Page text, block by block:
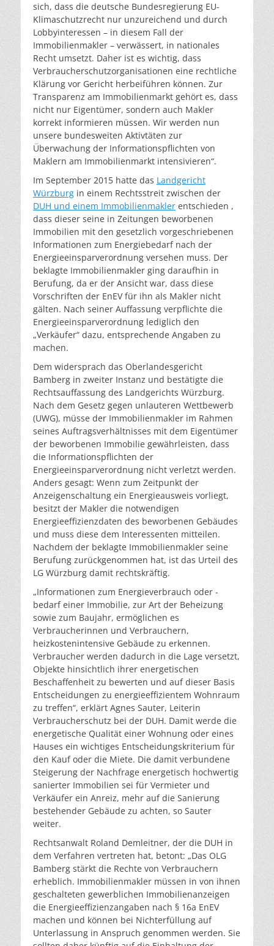
sich, dass die deutsche Bundesregierung EU-
Klimaschutzrecht nur unzureichend und durch
Lobbyinteressen – in diesem Fall der
Immobilienmakler – verwässert, in nationales
Recht umsetzt. Daher ist es wichtig, dass
Verbraucherschutzorganisationen eine rechtliche
Klärung vor Gericht herbeiführen können. Zur
Transparenz am Immobilienmarkt gehört es, dass
nicht nur Eigentümer, sondern auch Makler
korrekt informieren müssen. Wir werden nun
unsere bundesweiten Aktivtäten zur
Überwachung der Informationspflichten von
Maklern am Immobilienmarkt intensivieren“.
Im September 2015 hatte das Landgericht
Würzburg in einem Rechtsstreit zwischen der
DUH und einem Immobilienmakler entschieden ,
dass dieser seine in Zeitungen beworbenen
Immobilien mit den gesetzlich vorgeschriebenen
Informationen zum Energiebedarf nach der
Energieeinsparverordnung versehen muss. Der
beklagte Immobilienmakler ging daraufhin in
Berufung, da er der Ansicht war, dass diese
Vorschriften der EnEV für ihn als Makler nicht
gälten. Nach seiner Auffassung verpflichte die
Energieeinsparverordnung lediglich den
„Verkäufer“ dazu, entsprechende Angaben zu
machen.
Dem widersprach das Oberlandesgericht
Bamberg in zweiter Instanz und bestätigte die
Rechtsauffassung des Landgerichts Würzburg.
Nach dem Gesetz gegen unlauteren Wettbewerb
(UWG), müsse der Immobilienmakler im Rahmen
seines Auftragsverhältnisses mit dem Eigentümer
der beworbenen Immobilie gewährleisten, dass
die Informationspflichten der
Energieeinsparverordnung nicht verletzt werden.
Anders gesagt: Wenn zum Zeitpunkt der
Anzeigenschaltung ein Energieausweis vorliegt,
besitzt der Makler die notwendigen
Energieeffizienzdaten des beworbenen Gebäudes
und muss diese dem Interessenten mitteilen.
Nachdem der beklagte Immobilienmakler seine
Berufung zurückgenommen hat, ist das Urteil des
LG Würzburg damit rechtskräftig.
„Informationen zum Energieverbrauch oder -
bedarf einer Immobilie, zur Art der Beheizung
sowie zum Baujahr, ermöglichen es
Verbraucherinnen und Verbrauchern,
heizkostenintensive Gebäude zu erkennen.
Verbraucher werden dadurch in die Lage versetzt,
Objekte hinsichtlich ihrer energetischen
Beschaffenheit zu bewerten und auf dieser Basis
Entscheidungen zu energieeffizientem Wohnraum
zu treffen“, erklärt Agnes Sauter, Leiterin
Verbraucherschutz bei der DUH. Damit werde die
energetische Qualität einer Wohnung oder eines
Hauses ein wichtiges Entscheidungskriterium für
den Kauf oder die Miete. Die damit verbundene
Steigerung der Nachfrage energetisch hochwertig
sanierter Immobilien sei für Vermieter und
Verkäufer ein Anreiz, mehr auf die Sanierung
bestehender Gebäude zu achten, so Sauter
weiter.
Rechtsanwalt Roland Demleitner, der die DUH in
dem Verfahren vertreten hat, betont: „Das OLG
Bamberg stärkt die Rechte von Verbrauchern
erheblich. Immobilienmakler müssen in von ihnen
geschalteten gewerblichen Immobilienanzeigen
die Energieeffizienzangaben nach § 16a EnEV
machen und können bei Nichterfüllung auf
Unterlassung in Anspruch genommen werden. Sie